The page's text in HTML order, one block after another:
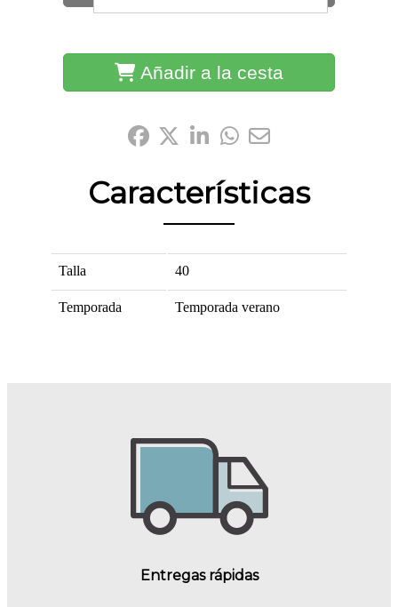
Añadir a la cesta
Características
Talla 40
Temporada Temporada verano
Entregas rápidas